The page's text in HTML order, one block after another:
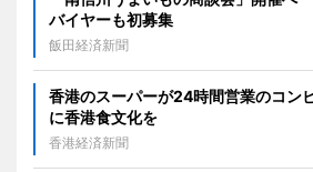
バイヤーも初募集
飯田経済新聞
香港のスーパーが24時間営業のコ
に香港食文化を
香港経済新聞